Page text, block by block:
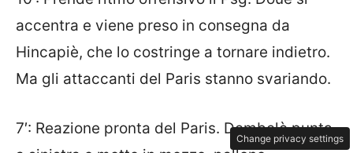
accentra e viene preso in consegna da
Hincapiè, che lo costringe a tornare indietro.
Ma gli attaccanti del Paris stanno svariando.
7′: Reazione pronta del Paris. Dembelè punta
Change privacy settings